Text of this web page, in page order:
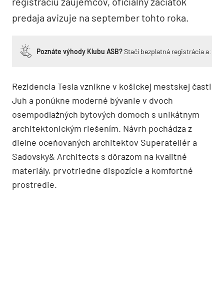
predaja avizuje na september tohto roka.
Poznáte výhody Klubu ASB?Stačí bezplatná registrácia a
Rezidencia Tesla vznikne v košickej mestskej časti
Juh a ponúkne moderné bývanie v dvoch
osempodlažných bytových domoch s unikátnym
architektonickým riešením. Návrh pochádza z
dielne oceňovaných architektov Superateliér a
Sadovsky& Architects s dôrazom na kvalitné
materiály, prvotriedne dispozície a komfortné
prostredie.